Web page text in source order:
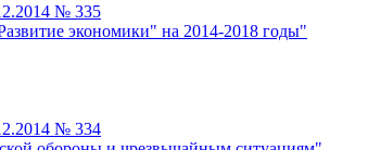
№ 335
экономики" на 2014-2018 годы"
№ 334